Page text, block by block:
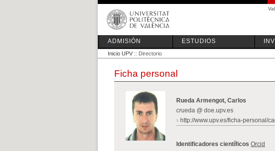
ADMISIÓN ESTUDIOS
Inicio UPV :: Directorio
Ficha personal
Rueda Armengot, Carlos
crueda @ doe.upv.es
http://www.upv.es/ficha-personal/
Identificadores científicos Orcid